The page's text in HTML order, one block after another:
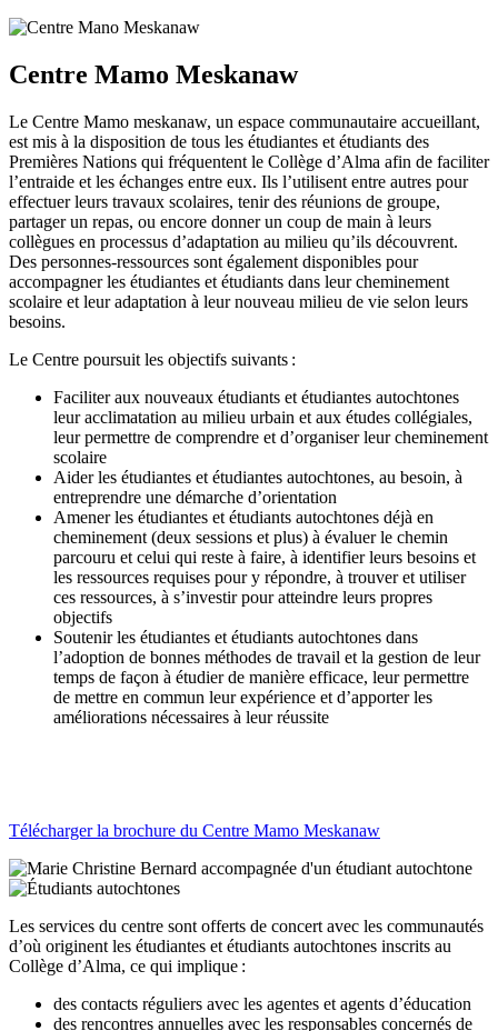
Centre Mamo Meskanaw
Le Centre Mamo meskanaw, un espace communautaire accueillant,
est mis à la disposition de tous les étudiantes et étudiants des
Premières Nations qui fréquentent le Collège d’Alma afin de faciliter
l’entraide et les échanges entre eux. Ils l’utilisent entre autres pour
effectuer leurs travaux scolaires, tenir des réunions de groupe,
partager un repas, ou encore donner un coup de main à leurs
collègues en processus d’adaptation au milieu qu’ils découvrent.
Des personnes-ressources sont également disponibles pour
accompagner les étudiantes et étudiants dans leur cheminement
scolaire et leur adaptation à leur nouveau milieu de vie selon leurs
besoins.
Le Centre poursuit les objectifs suivants :
Faciliter aux nouveaux étudiants et étudiantes autochtones
leur acclimatation au milieu urbain et aux études collégiales,
leur permettre de comprendre et d’organiser leur cheminement
scolaire
Aider les étudiantes et étudiantes autochtones, au besoin, à
entreprendre une démarche d’orientation
Amener les étudiantes et étudiants autochtones déjà en
cheminement (deux sessions et plus) à évaluer le chemin
parcouru et celui qui reste à faire, à identifier leurs besoins et
les ressources requises pour y répondre, à trouver et utiliser
ces ressources, à s’investir pour atteindre leurs propres
objectifs
Soutenir les étudiantes et étudiants autochtones dans
l’adoption de bonnes méthodes de travail et la gestion de leur
temps de façon à étudier de manière efficace, leur permettre
de mettre en commun leur expérience et d’apporter les
améliorations nécessaires à leur réussite
Télécharger la brochure du Centre Mamo Meskanaw
Les services du centre sont offerts de concert avec les communautés
d’où originent les étudiantes et étudiants autochtones inscrits au
Collège d’Alma, ce qui implique :
des contacts réguliers avec les agentes et agents d’éducation
des rencontres annuelles avec les responsables concernés de